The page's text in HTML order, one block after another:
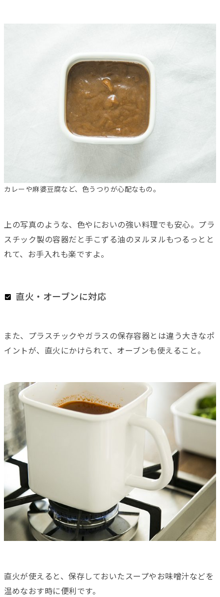
カレーや麻婆豆腐など、色うつりが心配なもの。
上の写真のような、色やにおいの強い料理でも安心。プラ
スチック製の容器だと手こずる油のヌルヌルもつるっとと
れて、お手入れも楽ですよ。
直火・オーブンに対応
また、プラスチックやガラスの保存容器とは違う大きなポ
イントが、直火にかけられて、オーブンも使えること。
直火が使えると、保存しておいたスープやお味噌汁などを
温めなおす時に便利です。